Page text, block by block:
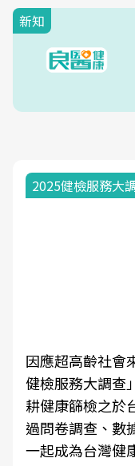
新知
2025健檢服務大
因應超高齡社會
健檢服務大調查
耕健康篩檢之於
過問卷調查、數
一起成為台灣健